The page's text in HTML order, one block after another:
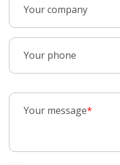
Your company
Your phone
Your message*